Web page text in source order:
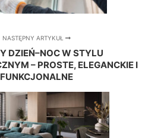
NASTĘPNY ARTYKUŁ
DZIEŃ–NOC W STYLU
– PROSTE, ELEGANCKIE I
FUNKCJONALNE